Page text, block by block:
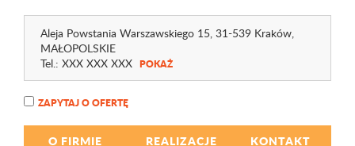
Aleja Powstania Warszawskiego 15, 31-539 Kraków,
MAŁOPOLSKIE
Tel.: XXX XXX XXX POKAŻ
ZAPYTAJ O OFERTĘ
O FIRMIE REALIZACJE KONTAKT